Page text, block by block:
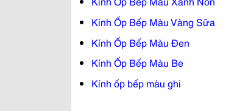
Kính Ốp Bếp Màu Vàng Sữa
Kính Ốp Bếp Màu Đen
Kính Ốp Bếp Màu Be
Kính ốp bếp màu ghi